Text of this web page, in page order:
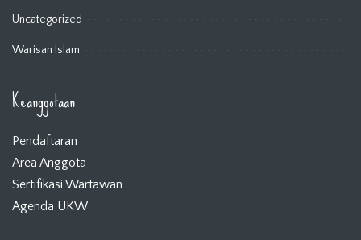
Uncategorized
Warisan Islam
Keanggotaan
Pendaftaran
Area Anggota
Sertifikasi Wartawan
Agenda UKW